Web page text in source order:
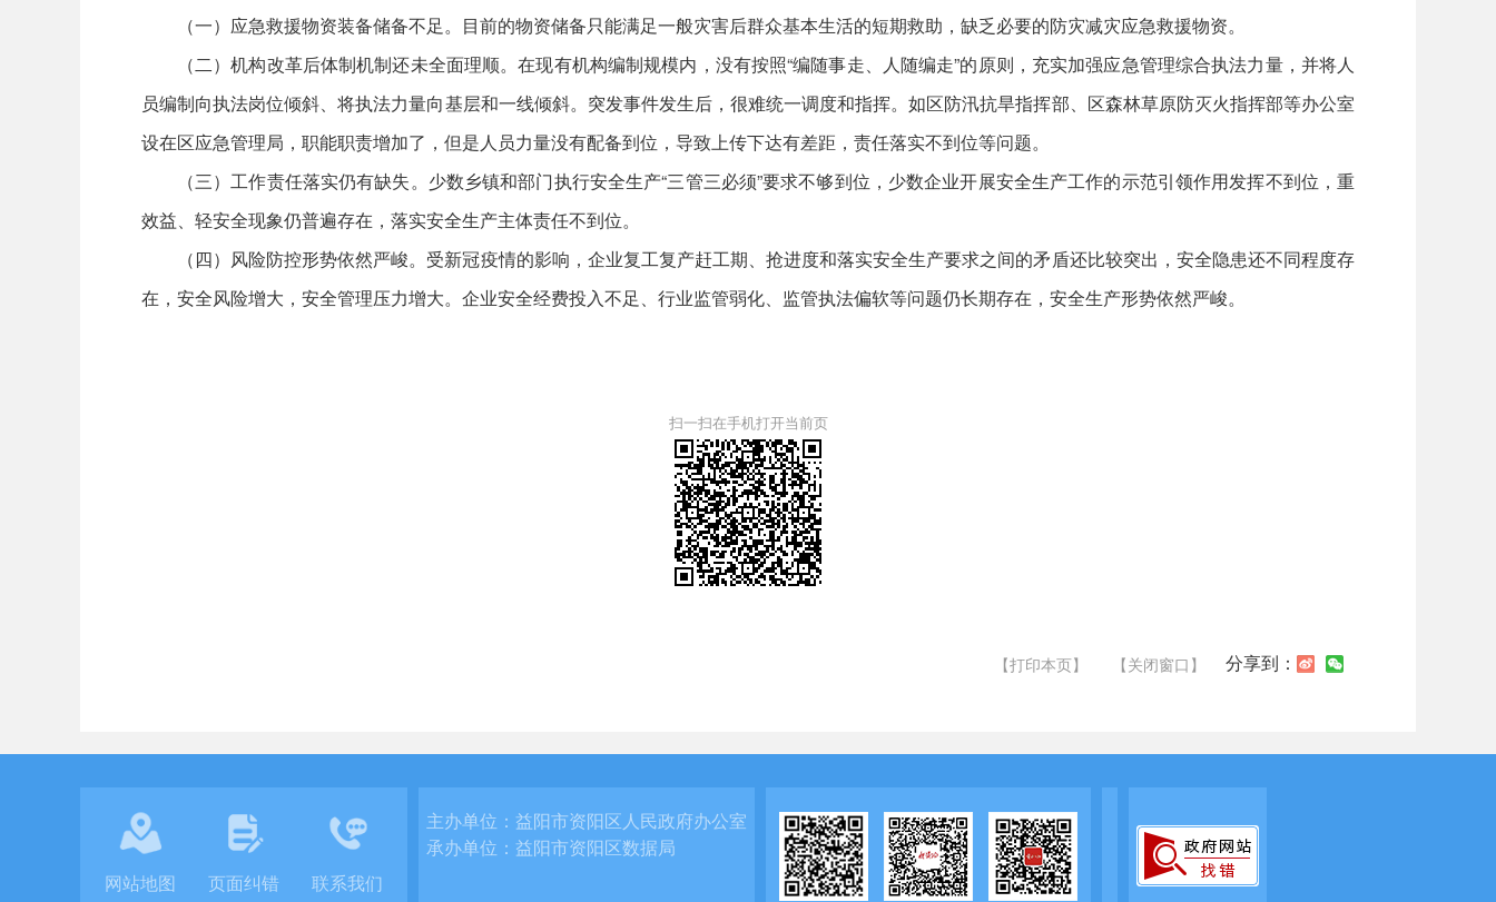
（一）应急救援物资装备储备不足。目前的物资储备只能满足一般灾害后群众基本生活的短期救助，缺乏必要的防灾减灾应急救援物资。
（二）机构改革后体制机制还未全面理顺。在现有机构编制规模内，没有按照“编随事走、人随编走”的原则，充实加强应急管理综合执法力量，并将人
员编制向执法岗位倾斜、将执法力量向基层和一线倾斜。突发事件发生后，很难统一调度和指挥。如区防汛抗旱指挥部、区森林草原防灭火指挥部等办公室
设在区应急管理局，职能职责增加了，但是人员力量没有配备到位，导致上传下达有差距，责任落实不到位等问题。
（三）工作责任落实仍有缺失。少数乡镇和部门执行安全生产“三管三必须”要求不够到位，少数企业开展安全生产工作的示范引领作用发挥不到位，重
效益、轻安全现象仍普遍存在，落实安全生产主体责任不到位。
（四）风险防控形势依然严峻。受新冠疫情的影响，企业复工复产赶工期、抢进度和落实安全生产要求之间的矛盾还比较突出，安全隐患还不同程度存
在，安全风险增大，安全管理压力增大。企业安全经费投入不足、行业监管弱化、监管执法偏软等问题仍长期存在，安全生产形势依然严峻。
扫一扫在手机打开当前页
【打印本页】 【关闭窗口】 分享到：
网站地图 页面纠错 联系我们
主办单位：益阳市资阳区人民政府办公室
承办单位：益阳市资阳区数据局